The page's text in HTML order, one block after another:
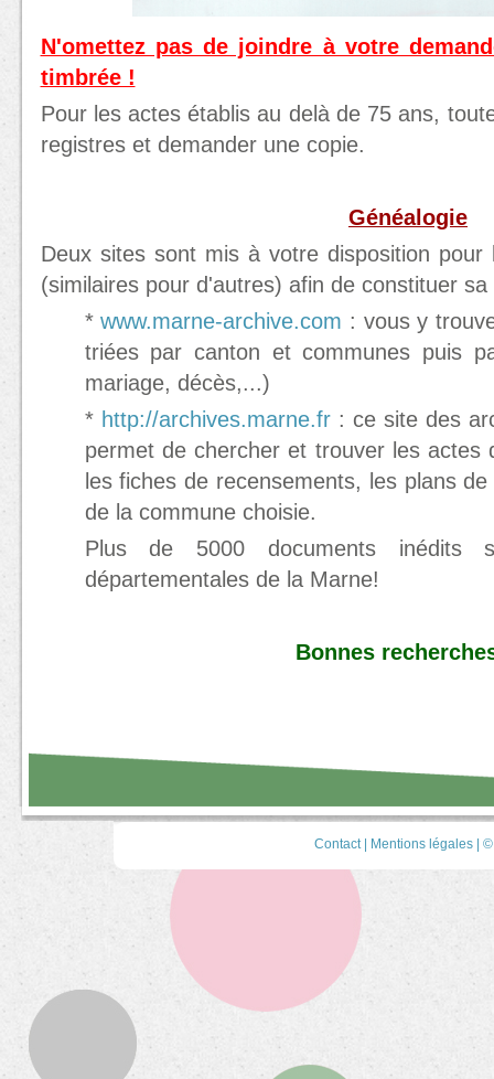
N'omettez pas de joindre à votre
timbrée !
Pour les actes établis au delà de 75 ans,
registres et demander une copie.
Généalogie
Deux sites sont mis à votre disposition
(similaires pour d'autres) afin de constituer sa
*www.marne-archive.com : vous y
triées par canton et communes puis
mariage, décès,...)
* http://archives.marne.fr: ce site des
permet de chercher et trouver les actes
les fiches de recensements, les plans
de la commune choisie.
Plus de 5000 documents inédits
départementales de la Marne!
Bonnes
Contact| Mentions légales| ©